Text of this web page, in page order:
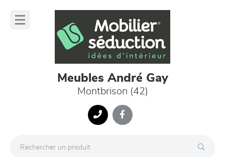
Meubles André Gay
Montbrison (42)